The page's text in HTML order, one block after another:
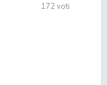
172voti